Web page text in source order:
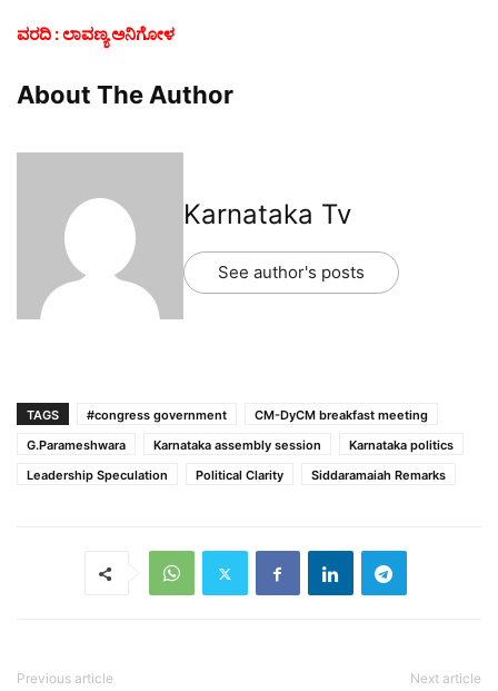
ವರದಿ : ಲಾವಣ್ಯ ಅನಿಗೋಳ
About The Author
Karnataka Tv
See author's posts
TAGS #congress government
CM-DyCM breakfast meeting
G.Parameshwara
Karnataka assembly session
Karnataka politics
Leadership Speculation
Political Clarity Siddaramaiah Remarks
Previous article Next article